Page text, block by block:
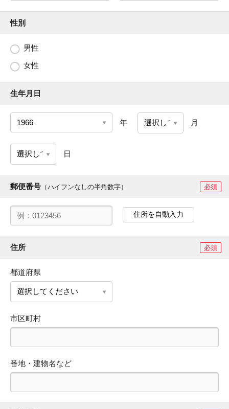
性別
男性
女性
生年月日
年 月
日
郵便番号 （ハイフンなしの半角数字） 必須
住所を自動入力
住所 必須
都道府県
市区町村
番地・建物名など